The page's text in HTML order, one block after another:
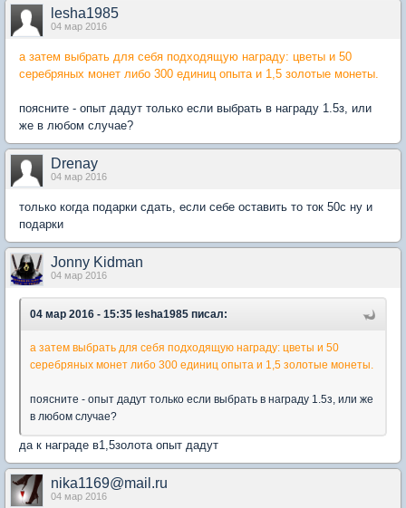
lesha1985
04 мар 2016
а затем выбрать для себя подходящую награду: цветы и 50
серебряных монет либо 300 единиц опыта и 1,5 золотые монеты.
поясните - опыт дадут только если выбрать в награду 1.5з, или
же в любом случае?
Drenay
04 мар 2016
только когда подарки сдать, если себе оставить то ток 50с ну и
подарки
Jonny Kidman
04 мар 2016
04 мар 2016 - 15:35 lesha1985 писал:
а затем выбрать для себя подходящую награду: цветы и 50
серебряных монет либо 300 единиц опыта и 1,5 золотые монеты.
поясните - опыт дадут только если выбрать в награду 1.5з, или же
в любом случае?
да к награде в1,5золота опыт дадут
nika1169@mail.ru
04 мар 2016